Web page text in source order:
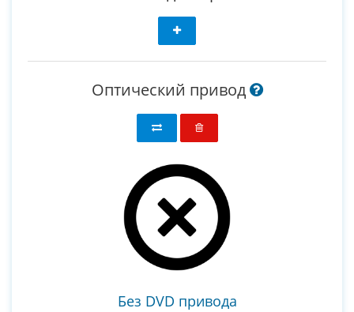
Оптический привод
Без DVD привода